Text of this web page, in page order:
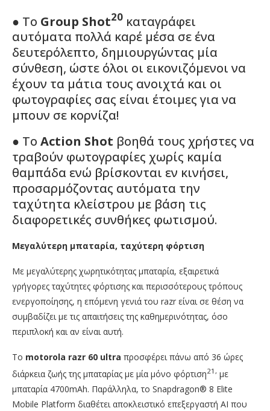
● Το Group Shot20 καταγράφει
αυτόματα πολλά καρέ μέσα σε ένα
δευτερόλεπτο, δημιουργώντας μία
σύνθεση, ώστε όλοι οι εικονιζόμενοι να
έχουν τα μάτια τους ανοιχτά και οι
φωτογραφίες σας είναι έτοιμες για να
μπουν σε κορνίζα!
● Το Action Shot βοηθά τους χρήστες να
τραβούν φωτογραφίες χωρίς καμία
θαμπάδα ενώ βρίσκονται εν κινήσει,
προσαρμόζοντας αυτόματα την
ταχύτητα κλείστρου με βάση τις
διαφορετικές συνθήκες φωτισμού.
Μεγαλύτερη μπαταρία, ταχύτερη φόρτιση
Με μεγαλύτερης χωρητικότητας μπαταρία, εξαιρετικά
γρήγορες ταχύτητες φόρτισης και περισσότερους τρόπους
ενεργοποίησης, η επόμενη γενιά του razr είναι σε θέση να
συμβαδίζει με τις απαιτήσεις της καθημερινότητας, όσο
περιπλοκή και αν είναι αυτή.
Το motorola razr 60 ultra προσφέρει πάνω από 36 ώρες
διάρκεια ζωής της μπαταρίας με μία μόνο φόρτιση21, με
μπαταρία 4700mAh. Παράλληλα, το Snapdragon® 8 Elite
Mobile Platform διαθέτει αποκλειστικό επεξεργαστή AI που